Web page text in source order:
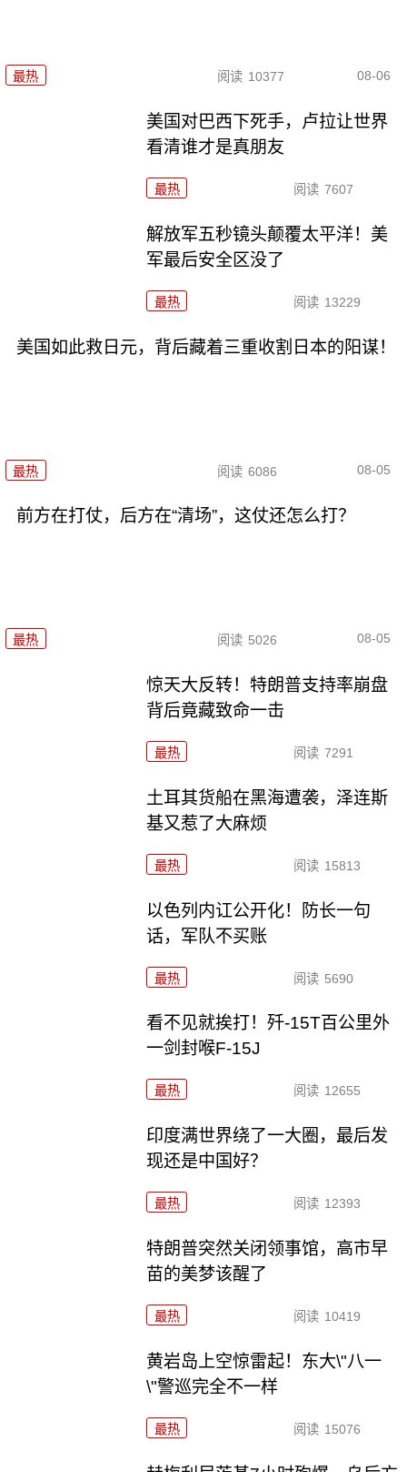
最热 阅读 10377 08-06
美国对巴西下死手，卢拉让世界
看清谁才是真朋友
最热 阅读 7607
解放军五秒镜头颠覆太平洋！美
军最后安全区没了
最热 阅读 13229
美国如此救日元，背后藏着三重收割日本的阳谋！
最热 阅读 6086 08-05
前方在打仗，后方在“清场”，这仗还怎么打？
最热 阅读 5026 08-05
惊天大反转！特朗普支持率崩盘
背后竟藏致命一击
最热 阅读 7291
土耳其货船在黑海遭袭，泽连斯
基又惹了大麻烦
最热 阅读 15813
以色列内讧公开化！防长一句
话，军队不买账
最热 阅读 5690
看不见就挨打！歼-15T百公里外
一剑封喉F-15J
最热 阅读 12655
印度满世界绕了一大圈，最后发
现还是中国好？
最热 阅读 12393
特朗普突然关闭领事馆，高市早
苗的美梦该醒了
最热 阅读 10419
黄岩岛上空惊雷起！东大\"八一
\"警巡完全不一样
最热 阅读 15076